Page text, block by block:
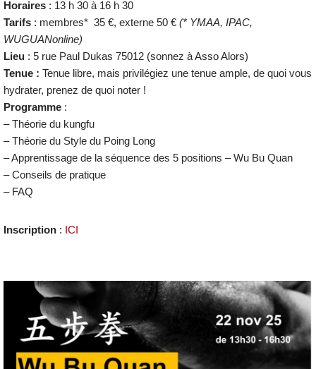
Horaires: 13 h 30 à 16 h 30
Tarifs: membres* 35 €, externe 50 € (* YMAA, IPAC,
WUGUANonline)
Lieu: 5 rue Paul Dukas 75012 (sonnez à Asso Alors)
Tenue : Tenue libre, mais privilégiez une tenue ample, de quoi vous
hydrater, prenez de quoi noter !
Programme:
– Théorie du kungfu
– Théorie du Style du Poing Long
– Apprentissage de la séquence des 5 positions – Wu Bu Quan
– Conseils de pratique
– FAQ
Inscription: ICI